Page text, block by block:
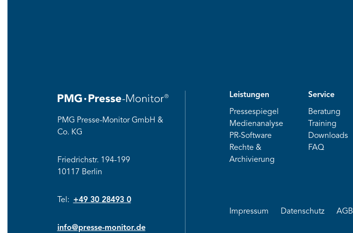
PMG Presse-Monitor GmbH &
Co. KG
Friedrichstr. 194-199
10117 Berlin
Tel: +49 30 28493 0
info@presse-monitor.de
Leistungen
Pressespiegel
Medienanalyse
PR-Software
Rechte &
Archivierung
Service
Beratung
Training
Downloads
FAQ
Impressum Datenschutz AGB